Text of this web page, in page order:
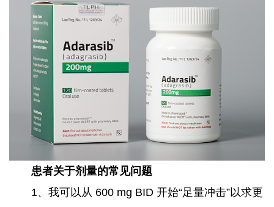
患者关于剂量的常见问题
1、我可以从 600 mg BID 开始“足量冲击”以求更